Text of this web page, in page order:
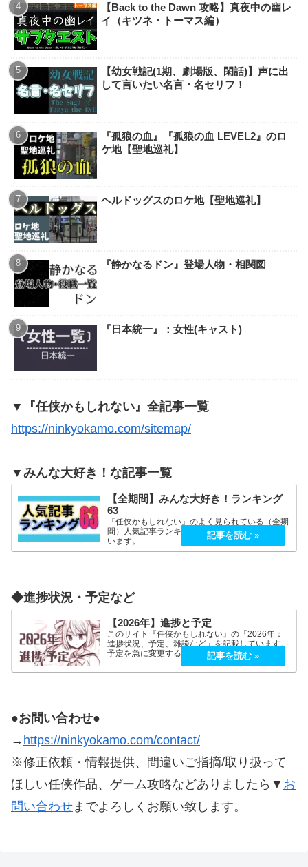
【Back to the Dawn 攻略】真夜中の幽レ
イ（キツネ・トーマス編）
【幼女戦記(1期、劇場版、閑話)】声に出
して言いたい名言・名セリフ！
『孤狼の血』『孤狼の血 LEVEL2』のロ
ケ地【聖地巡礼】
ヘルドッグスのロケ地【聖地巡礼】
『静かなるドン』登場人物・相関図
『日本統一』：女性(キャスト)
▼『任侠かもしれない』全記事一覧
https://ninkyokamo.com/sitemap/
▼みんな大好き！な記事一覧
【全期間】みんな大好き！ランキング
63
『任侠かもしれない』のよく見られている（全期
間）人気記事ランキング上位63記事を記載して
います。
◆進捗状況・予定など
【2026年】進捗と予定
このサイト『任侠かもしれない』の「2026年：
進捗状況、予定、雑談など」を記載しています。
予定を急に変更することが、よくあります。
2026年5月2026年5月21日（木）『プロミス・マ
スコットエージェンシー』良かったです！世界観
●お問い合わせ●
→ https://ninkyokamo.com/contact/
※修正依頼・情報提供、間違いご指摘/取り扱って
ほしい任侠作品、ゲーム攻略などありましたら▼ お
問い合わせ までよろしくお願い致します。